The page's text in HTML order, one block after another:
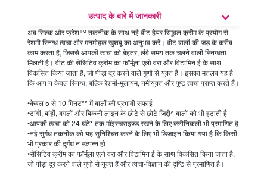
उत्पाद के बारे में जानकारी
अब सिल्क और फ्रेश™ तकनीक के साथ नई वीट हेयर रिमूवल क्रीम के प्रयोग से
रेशमी स्निग्ध त्वचा और मनमोहक खुशबू का अनुभव करें। वीट बालों की जड़ के करीब
काम करता है, जिससे आपकी त्वचा को बेहतर, लंबे समय तक चलने वाली स्निग्धता
मिलती है। वीट की सेंसिटिव क्रीम का फॉर्मूला एलो वरा और विटामिन ई के साथ
विकसित किया जाता है, जो पीड़ा दूर करने वाले गुणों से युक्त हैं। इसका मतलब यह है
कि आप न केवल स्निग्ध, बल्कि रेशमी-मुलायम, नमीयुक्त और पुष्ट त्वचा प्राप्त करते हैं।
•केवल 5 से 10 मिनट** में बालों की प्रभावी सफाई
•टांगों, बांहों, बगलों और बिकनी लाइन के छोटे से छोटे जिद्दी^ बालों को भी हटाती है
•आपकी त्वचा को 24 घंटे* तक मॉइस्चराइज्ड रखने के लिए क्लीनिकली भी प्रमाणित है
•नई सुगंध तकनीक को यह सुनिश्चित करने के लिए भी डिजाइन किया गया है कि किसी
भी प्रकार की दुर्गंध न उत्पन्न हो
•सेंसिटिव क्रीम का फॉर्मूला एलो वरा और विटामिन ई के साथ विकसित किया जाता है,
जो पीड़ा दूर करने वाले गुणों से युक्त हैं और त्वचा-विज्ञान की दृष्टि से प्रमाणित है।